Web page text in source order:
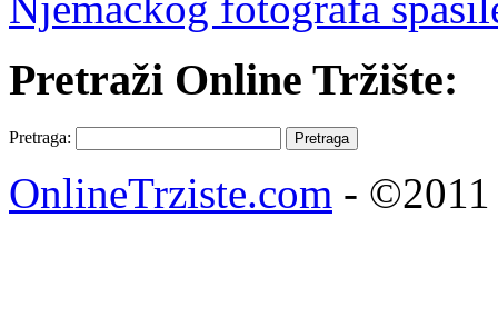
Pretraži Online Tržište:
Pretraga:
OnlineTrziste.com - ©2011